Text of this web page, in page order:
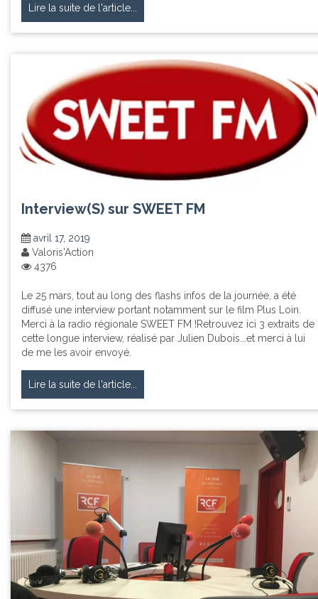
Lire la suite de l'article...
Interview(S) sur SWEET FM
avril 17, 2019
Valoris'Action
4376
Le 25 mars, tout au long des flashs infos de la journée, a été
diffusé une interview portant notamment sur le film Plus Loin.
Merci à la radio régionale SWEET FM !Retrouvez ici 3 extraits de
cette longue interview, réalisé par Julien Dubois...et merci à lui
de me les avoir envoyé.
Lire la suite de l'article...